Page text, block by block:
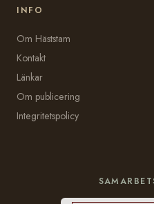
INFO
Om Häststam
Kontakt
Länkar
Om publicering
Integritetspolicy